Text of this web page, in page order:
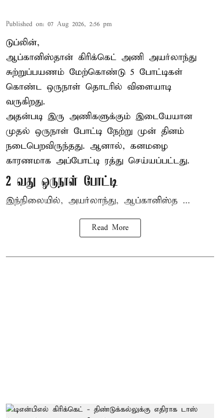
Published on: 07 Aug 2026, 2:56 pm
டுப்லின்,
ஆப்கானிஸ்தான் கிரிக்கெட் அணி அயர்லாந்து
சுற்றுப்பயணம் மேற்கொண்டு 5 போட்டிகள்
கொண்ட ஒருநாள் தொடரில் விளையாடி
வருகிறது.
அதன்படி இரு அணிகளுக்கும் இடையேயான
முதல் ஒருநாள் போட்டி நேற்று முன் தினம்
நடைபெறவிருந்தது. ஆனால், கனமழை
காரணமாக அப்போட்டி ரத்து செய்யப்பட்டது.
2 வது ஒருநாள் போட்டி
இந்நிலையில், அயர்லாந்து, ஆப்கானிஸ்த ...
Read More